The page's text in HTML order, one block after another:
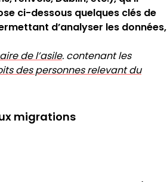
ci-dessous quelques clés de
d’analyser les données,
de l’asile. contenant les
des personnes relevant du
migrations